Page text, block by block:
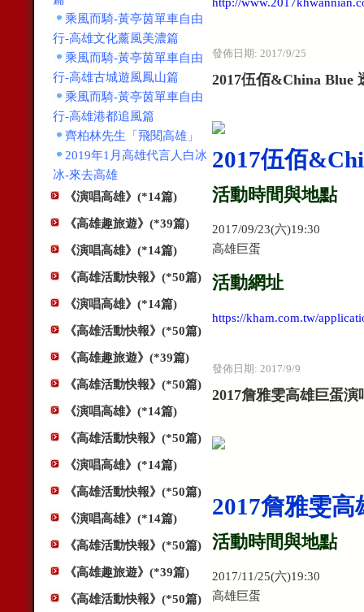
乘風而騎-黃亭茵單車自由
行-高雄文化薰風美濃篇
乘風而騎-黃亭茵單車自由
行-高雄古城遊風鳳山篇
乘風而騎-黃亭茵單車自由
行-高雄港都追風篇
齊柏林先生「飛閱高雄」
2019年1月高雄代言人白冰
冰-來去高雄
《演唱高雄》(*14篇)
《高雄趣旅遊》(*39篇)
《演唱高雄》(*14篇)
《高雄活動快報》(*50篇)
《演唱高雄》(*14篇)
《高雄活動快報》(*50篇)
《高雄趣旅遊》(*39篇)
《高雄活動快報》(*50篇)
《演唱高雄》(*14篇)
《高雄活動快報》(*50篇)
《演唱高雄》(*14篇)
《高雄活動快報》(*50篇)
《演唱高雄》(*14篇)
《高雄活動快報》(*50篇)
《高雄趣旅遊》(*39篇)
《高雄活動快報》(*50篇)
發佈日期: 2017/9/25
2017伍佰&China Blue
2017伍佰
活動時間與地點
2017/09/23(六)19:30
高雄巨蛋
活動網址
https://kham.com.tw/
發佈日期: 2017/9/9
2017詹雅雯高雄巨蛋
2017詹雅雯
活動時間與地點
2017/11/25(六)19:30
高雄巨蛋